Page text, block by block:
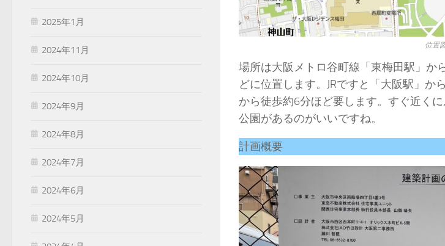
位置
場所は大阪メトロ谷町線「東梅田駅」か
どに位置します。JRですと「大阪駅」か
から徒歩約6分ほど要します。すぐ近く
公園があるのがいいですね。
計画概要
2025年1月
2024年11月
2024年10月
2024年9月
2024年8月
2024年7月
2024年6月
2024年5月